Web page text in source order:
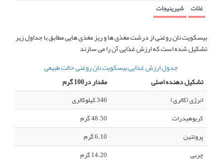
غلات شیرینیجات
بیسکویت نان روغنی از درشت مغذی ها و ریز مغذی هایی مطابق با جداول زیر
تشکیل شده است که ارزش غذایی آن را می سازند
جدول ارزش غذایی بیسکویت نان روغنی حالت طبیعی
تشکیل دهنده اصلی
مقدار در100 گرم
انرژی (کالری)
346 کیلوکالری
کربوهیدرات
48.50 گرم
پروتئین
6.10 گرم
چربی
14.20 گرم